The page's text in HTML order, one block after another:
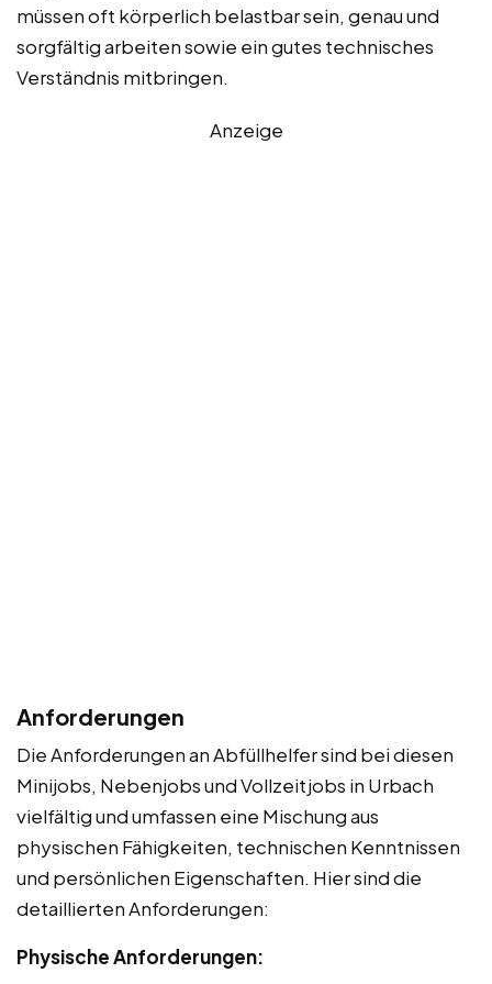
müssen oft körperlich belastbar sein, genau und
sorgfältig arbeiten sowie ein gutes technisches
Verständnis mitbringen.
Anzeige
Anforderungen
Die Anforderungen an Abfüllhelfer sind bei diesen
Minijobs, Nebenjobs und Vollzeitjobs in Urbach
vielfältig und umfassen eine Mischung aus
physischen Fähigkeiten, technischen Kenntnissen
und persönlichen Eigenschaften. Hier sind die
detaillierten Anforderungen:
Physische Anforderungen: